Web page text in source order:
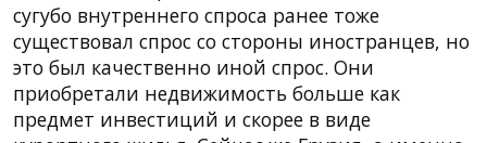
сугубо внутреннего спроса ранее тоже
существовал спрос со стороны иностранцев, но
это был качественно иной спрос. Они
приобретали недвижимость больше как
предмет инвестиций и скорее в виде